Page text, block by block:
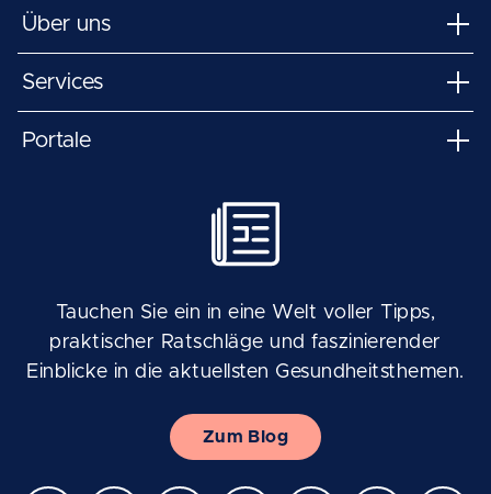
Über uns
Services
Portale
Tauchen Sie ein in eine Welt voller Tipps,
praktischer Ratschläge und faszinierender
Einblicke in die aktuellsten Gesundheitsthemen.
Zum Blog